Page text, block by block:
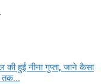
हुईं नीना गुप्ता, जाने कैसा
तक...